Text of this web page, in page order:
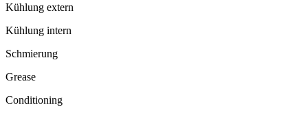
Kühlung extern
Kühlung intern
Schmierung
Grease
Conditioning